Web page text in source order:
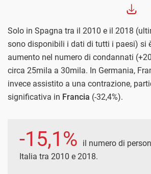
Solo in Spagna tra il 2010 e il 2018
sono disponibili i dati di tutti i paesi) si
aumento nel numero di condannati
circa 25mila a 30mila. In Germania,
invece assistito a una contrazione,
significativa in Francia (-32,4%).
-15,1%
il numero di
Italia tra 2010 e 2018.